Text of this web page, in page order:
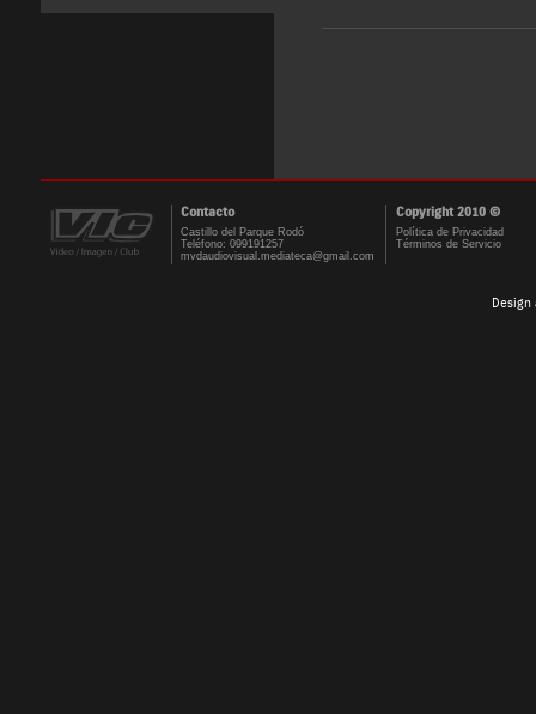
Contacto Copyright 2010 ©
Castillo del Parque Rodó
Teléfono: 099191257
mvdaudiovisual.mediateca@gmail.com
Política de Privacidad
Términos de Servicio